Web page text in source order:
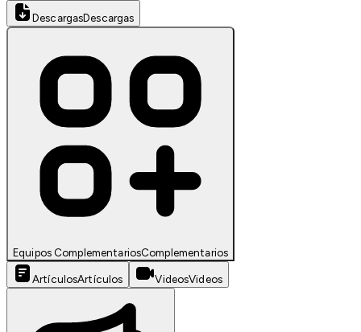
DescargasDescargas
Equipos ComplementariosComplementarios
ArtículosArtículos VideosVideos